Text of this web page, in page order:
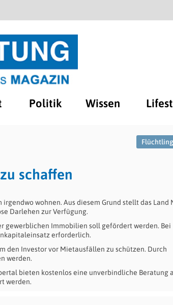
Politik Wissen
schaffen
wohnen. Aus diesem Grund stellt das Land
Darlehen zur Verfügung.
gewerblichen Immobilien soll gefördert werden. Bei
erforderlich.
den Investor vor Mietausfällen zu schützen. Durch
werden.
bieten kostenlos eine unverbindliche Beratung
werden.